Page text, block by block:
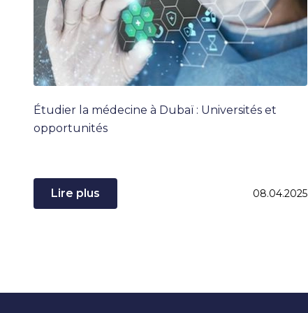
Étudier la médecine à Dubaï : Universités et
opportunités
Lire plus 08.04.2025